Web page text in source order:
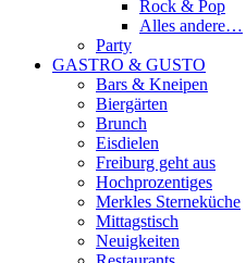
Rock & Pop
Alles andere…
Party
GASTRO & GUSTO
Bars & Kneipen
Biergärten
Brunch
Eisdielen
Freiburg geht aus
Hochprozentiges
Merkles Sterneküche
Mittagstisch
Neuigkeiten